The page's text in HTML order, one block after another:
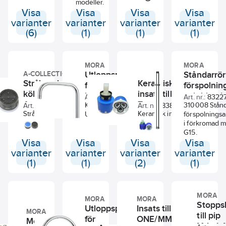
Visa
varianter
(6)
modeller.
Visa
varianter
(1)
13.5x2.75 mm.
Visa
varianter
(1)
Visa
varianter
(1)
A-COLLECTION
Strålsamlarinsats
köksblandare
Azur V, a-
collection
Art. nr.:
Strålsamlare till
köksblandare Azur V.
Födeskapacitet 13.5-
15 l/min.
Visa
varianter
(1)
MORA
Utloppspip
för
köksblandare
Cera K7,
Mora
Art. nr.: 8440571
Kökspip Mora K7
U-pip
Visa
varianter
(1)
Keramisk
insats till Azur
Zero, a-
collection
Art. nr.:
8387130
Keramisk insats
35mm för
köksblandare och
tvättställsblandare
mod 1 till 4.
Visa
varianter
(2)
MORA
och
Mora
Art. nr.:
310008
i förkromad
G15.
Visa
varianter
(1)
MORA
Monteringssats
MORA
Utloppspip
för
MORA
Insats till
ONE/MMIX,
MORA
till pip